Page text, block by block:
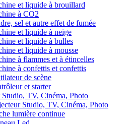
et liquide à brouillard
à CO2
sel et autre effet de fumée
et liquide à neige
et liquide à bulles
et liquide à mousse
à flammes et à étincelles
à confettis et confettis
de scène
et starter
Studio, TV, Cinéma, Photo
Studio, TV, Cinéma, Photo
lumière continue